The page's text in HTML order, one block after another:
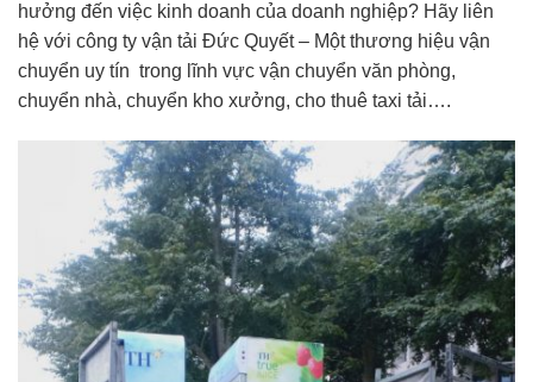
hưởng đến việc kinh doanh của doanh nghiệp? Hãy liên
hệ với công ty vận tải Đức Quyết – Một thương hiệu vận
chuyển uy tín trong lĩnh vực vận chuyển văn phòng,
chuyển nhà, chuyển kho xưởng, cho thuê taxi tải….